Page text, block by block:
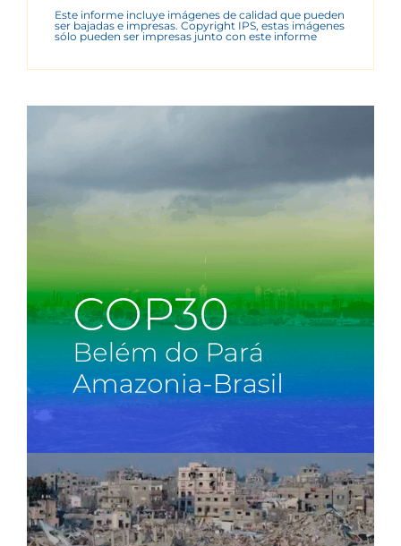
Este informe incluye imágenes de calidad que pueden
ser bajadas e impresas. Copyright IPS, estas imágenes
sólo pueden ser impresas junto con este informe